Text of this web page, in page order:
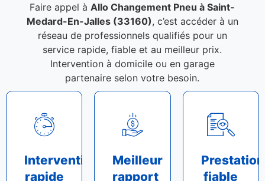
Faire appel àAllo Changement Pneu à Saint-
Medard-En-Jalles (33160), c’est accéder à un
réseau de professionnels qualifiés pour un
service rapide, fiable et au meilleur prix.
Intervention à domicile ou en garage
partenaire selon votre besoin.
Intervention
rapide
Meilleur
rapport
Prestation
fiable